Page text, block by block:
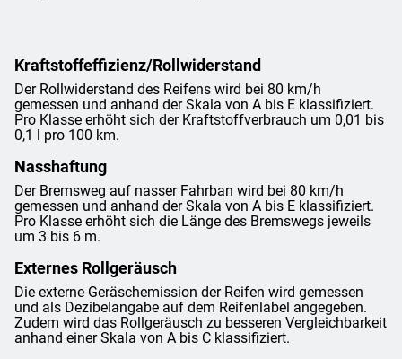
Kraftstoffeffizienz/Rollwiderstand
Der Rollwiderstand des Reifens wird bei 80 km/h
gemessen und anhand der Skala von A bis E klassifiziert.
Pro Klasse erhöht sich der Kraftstoffverbrauch um 0,01 bis
0,1 l pro 100 km.
Nasshaftung
Der Bremsweg auf nasser Fahrban wird bei 80 km/h
gemessen und anhand der Skala von A bis E klassifiziert.
Pro Klasse erhöht sich die Länge des Bremswegs jeweils
um 3 bis 6 m.
Externes Rollgeräusch
Die externe Geräschemission der Reifen wird gemessen
und als Dezibelangabe auf dem Reifenlabel angegeben.
Zudem wird das Rollgeräusch zu besseren Vergleichbarkeit
anhand einer Skala von A bis C klassifiziert.